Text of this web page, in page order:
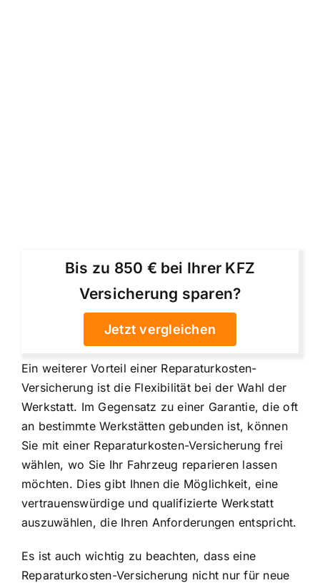
Bis zu 850 € bei Ihrer KFZ
Versicherung sparen?
Jetzt vergleichen
Ein weiterer Vorteil einer Reparaturkosten-
Versicherung ist die Flexibilität bei der Wahl der
Werkstatt. Im Gegensatz zu einer Garantie, die oft
an bestimmte Werkstätten gebunden ist, können
Sie mit einer Reparaturkosten-Versicherung frei
wählen, wo Sie Ihr Fahrzeug reparieren lassen
möchten. Dies gibt Ihnen die Möglichkeit, eine
vertrauenswürdige und qualifizierte Werkstatt
auszuwählen, die Ihren Anforderungen entspricht.
Es ist auch wichtig zu beachten, dass eine
Reparaturkosten-Versicherung nicht nur für neue